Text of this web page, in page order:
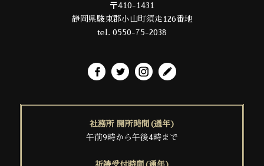
〒410-1431
静岡県駿東郡小山町須走126番地
tel. 0550-75-2038
社務所 開所時間(通年)
午前9時から午後4時まで
祈祷受付時間(通年)